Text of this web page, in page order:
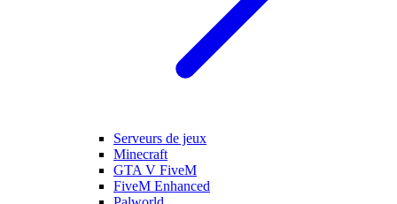
Serveurs de jeux
Minecraft
GTA V FiveM
FiveM Enhanced